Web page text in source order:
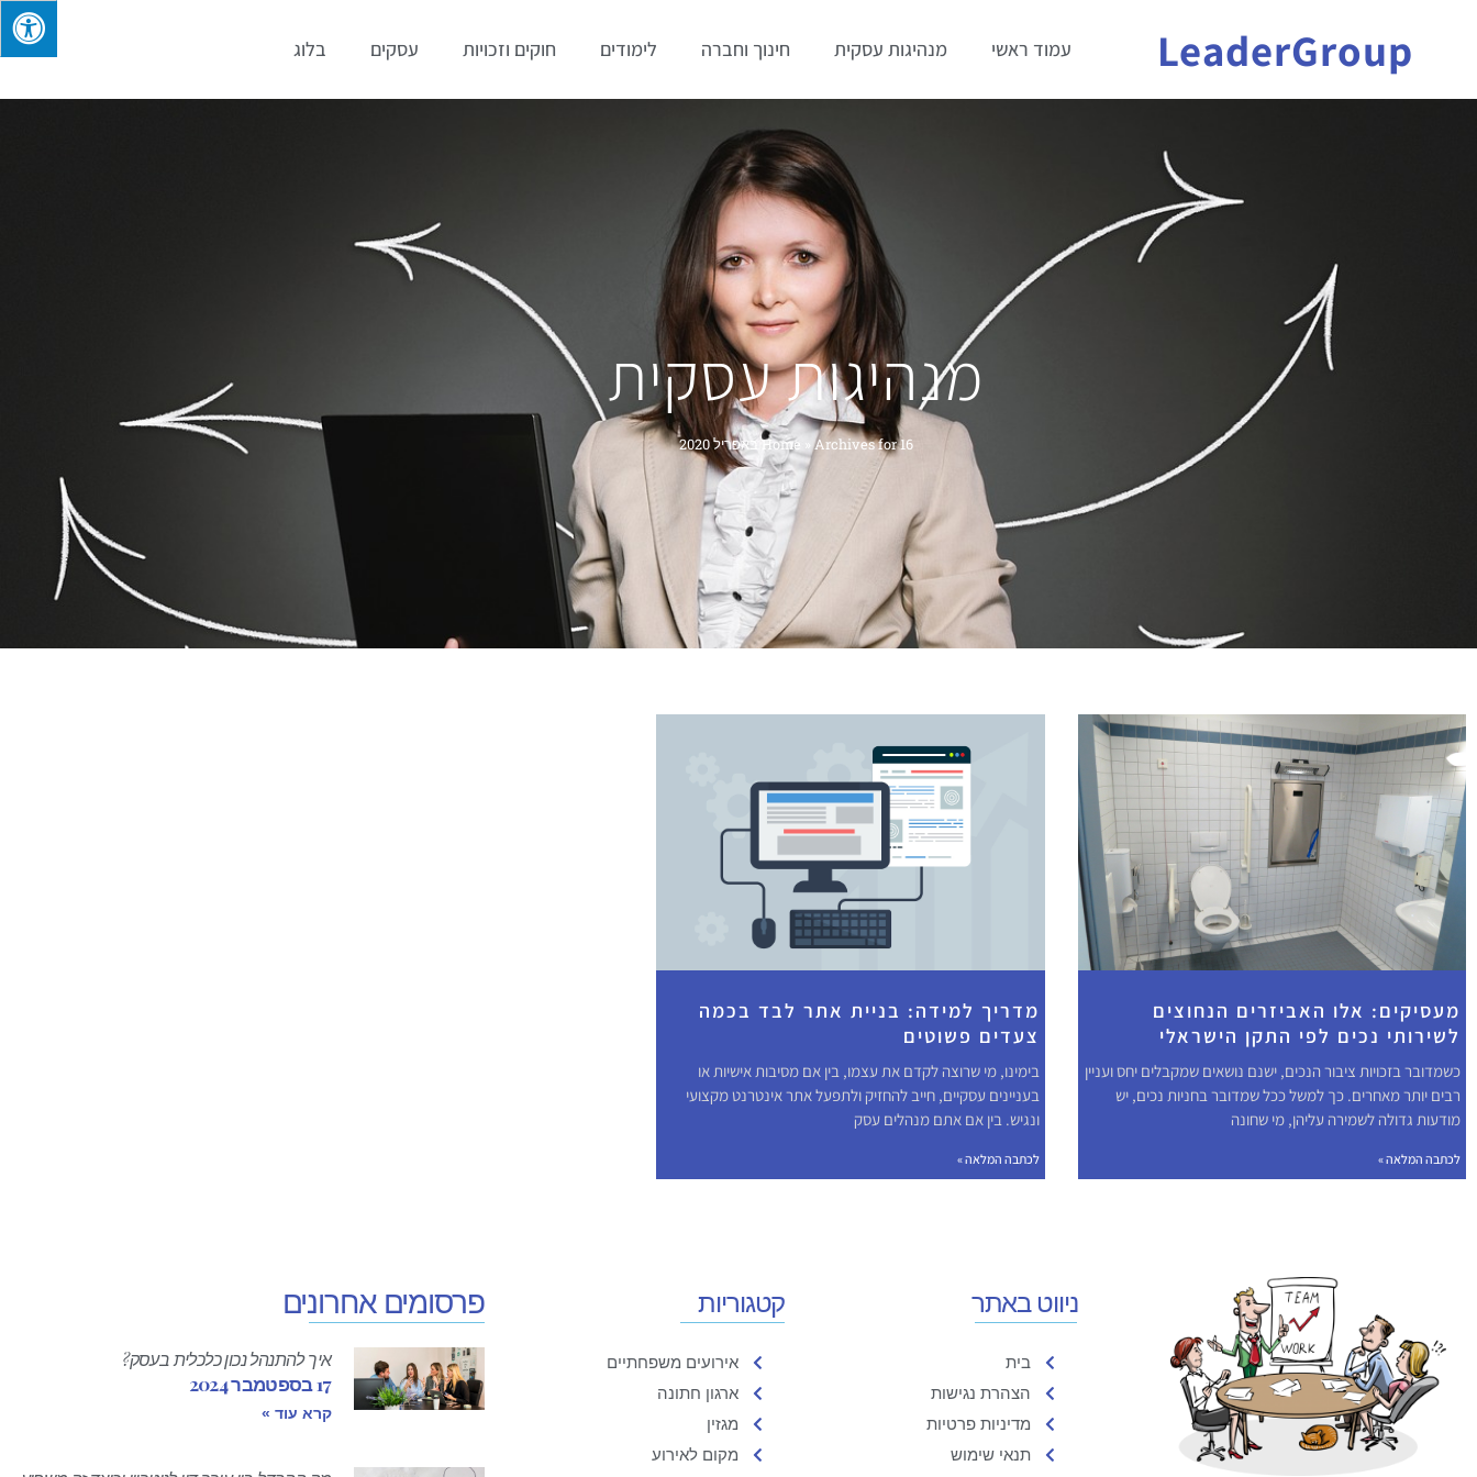
LeaderGroup עמוד ראשי מנהיגות עסקית חינוך וחברה לימודים חוקים וזכויות עסקים בלוג
מנהיגות עסקית
Home »Archives for 16 באפריל 2020
מעסיקים: אלו האביזרים הנחוצים
לשירותי נכים לפי התקן הישראלי
כשמדובר בזכויות ציבור הנכים, ישנם נושאים שמקבלים יחס ועניין
רבים יותר מאחרים. כך למשל ככל שמדובר בחניות נכים, יש
מודעות גדולה לשמירה עליהן, מי שחונה
לכתבה המלאה »
מדריך למידה: בניית אתר לבד בכמה
צעדים פשוטים
בימינו, מי שרוצה לקדם את עצמו, בין אם מסיבות אישיות או
בעניינים עסקיים, חייב להחזיק ולתפעל אתר אינטרנט מקצועי
ונגיש. בין אם אתם מנהלים עסק
לכתבה המלאה »
ניווט באתר
בית
הצהרת נגישות
מדיניות פרטיות
תנאי שימוש
קטגוריות
אירועים משפחתיים
ארגון חתונה
מגזין
מקום לאירוע
פרסומים אחרונים
איך להתנהל נכון כלכלית בעסק?
17 בספטמבר 2024
קרא עוד »